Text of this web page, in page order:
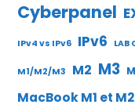
Cyberpanel
IPv4 vs IPv6 IPv6 LAB
M1/M2/M3 M2 M3
MacBook M1 et M2